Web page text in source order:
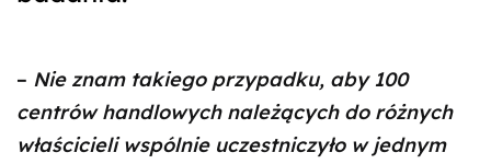
– Nie znam takiego przypadku, aby 100
centrów handlowych należących do różnych
właścicieli wspólnie uczestniczyło w jednym